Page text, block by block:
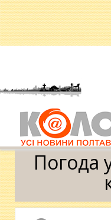
Головна » Погода
на 2 квітня
Погода